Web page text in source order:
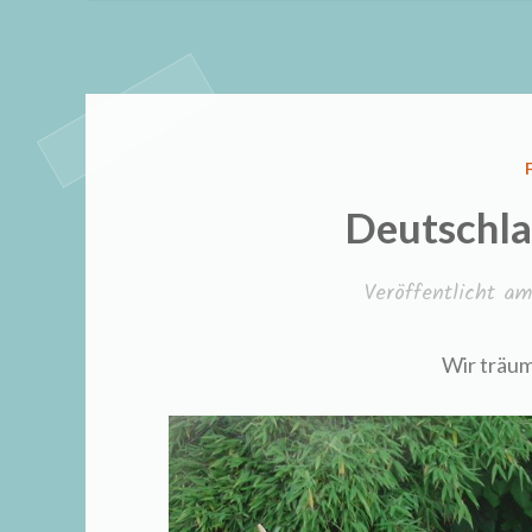
Veröffentlicht am
Wir